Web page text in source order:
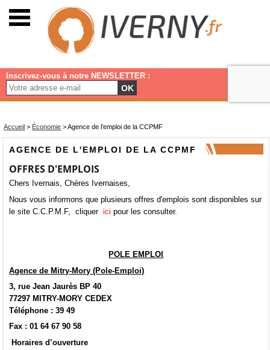
Inscrivez-vous à notre NEWSLETTER :
OK
Accueil > Économie >Agence de l'emploi de la CCPMF
AGENCE DE L'EMPLOI DE LA CCPMF
OFFRES D'EMPLOIS
Chers Ivernais, Chères Ivernaises,
Nous vous informons que plusieurs offres d'emplois sont disponibles sur
le site C.C.P.M.F, cliquer ici pour les consulter.
POLE EMPLOI
Agence de Mitry-Mory (Pole-Emploi)
3, rue Jean Jaurès BP 40
77297 MITRY-MORY CEDEX
Téléphone : 39 49
Fax : 01 64 67 90 58
Horaires d’ouverture